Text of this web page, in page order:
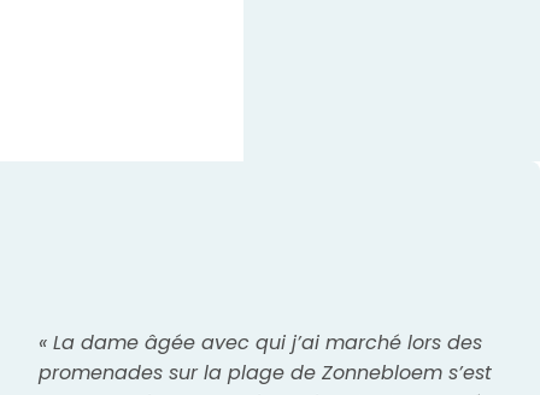
« La dame âgée avec qui j’ai marché lors des
promenades sur la plage de Zonnebloem s’est